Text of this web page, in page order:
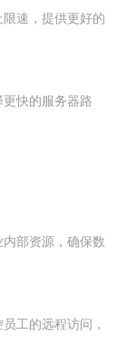
速，提供更好的
快的服务器路
部资源，确保数
工的远程访问，